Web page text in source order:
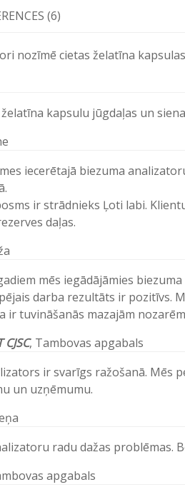
(6)
nozīmē cietas želatīna
kapsulu jūgdaļas un
iecerētajā biezuma
ir strādnieks Ļoti labi.
daļas.
mēs iegādājāmies
darba rezultāts ir pozitīvs.
ir tuvināšanās mazajām
, Tambovas apgabals
ir svarīgs ražošanā. Mēs
un uzņēmumu.
radu dažas problēmas.
apgabals